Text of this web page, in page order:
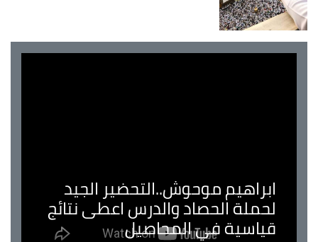
ابراهيم موحوش..التحضير الجيد
لحملة الحصاد والدرس اعطى نتائج
قياسية في المحاصيل